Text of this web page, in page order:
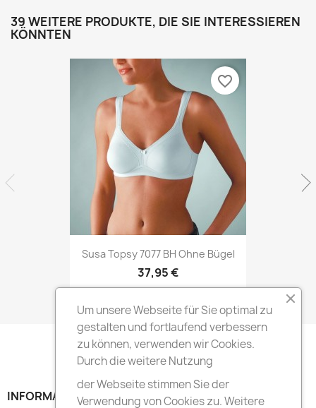
39 WEITERE PRODUKTE, DIE SIE INTERESSIEREN
KÖNNTEN
Susa Topsy 7077 BH Ohne Bügel
37,95 €
favorite_border
INFORMATION
Um unsere Webseite für Sie optimal zu
gestalten und fortlaufend verbessern
zu können, verwenden wir Cookies.
Durch die weitere Nutzung
der Webseite stimmen Sie der
Verwendung von Cookies zu. Weitere